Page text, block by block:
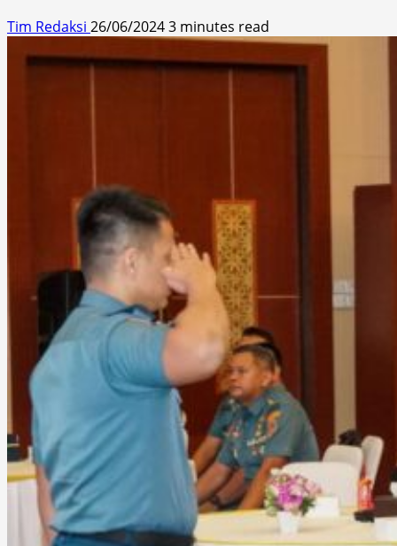
Tim Redaksi 26/06/20243 minutes read